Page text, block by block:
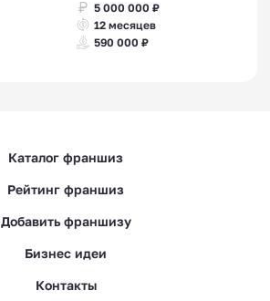
5 000 000 ₽
12 месяцев
590 000 ₽
Каталог франшиз
Рейтинг франшиз
Добавить франшизу
Бизнес идеи
Контакты